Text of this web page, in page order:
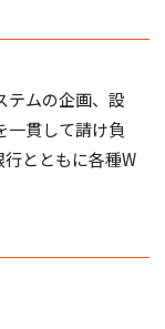
テムの企画、設
一貫して請け負
とともに各種W